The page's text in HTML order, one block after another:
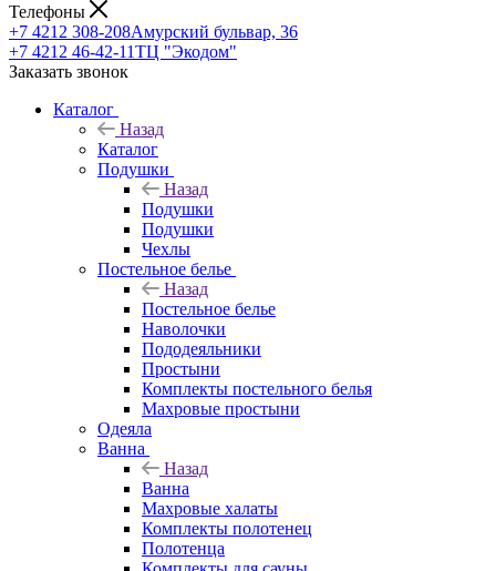
Телефоны
+7 4212 308-208Амурский бульвар, 36
+7 4212 46-42-11ТЦ "Экодом"
Заказать звонок
Каталог
Назад
Каталог
Подушки
Назад
Подушки
Подушки
Чехлы
Постельное белье
Назад
Постельное белье
Наволочки
Пододеяльники
Простыни
Комплекты постельного белья
Махровые простыни
Одеяла
Ванна
Назад
Ванна
Махровые халаты
Комплекты полотенец
Полотенца